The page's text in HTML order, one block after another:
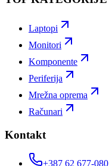
Laptopi
Monitori
Komponente
Periferija
Mrežna oprema
Računari
Kontakt
+387 62 677-080